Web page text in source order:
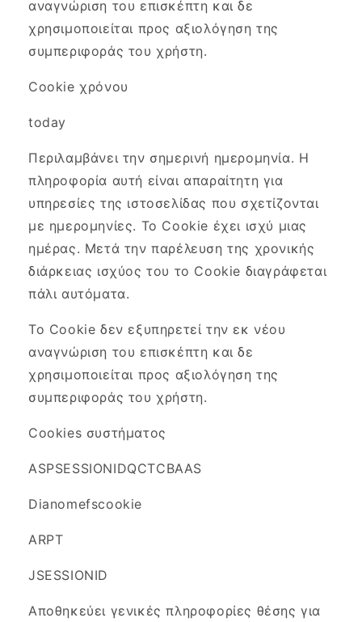
αναγνώριση του επισκέπτη και δε
χρησιμοποιείται προς αξιολόγηση της
συμπεριφοράς του χρήστη.
Cookie χρόνου
today
Περιλαμβάνει την σημερινή ημερομηνία. Η
πληροφορία αυτή είναι απαραίτητη για
υπηρεσίες της ιστοσελίδας που σχετίζονται
με ημερομηνίες. Το Cookie έχει ισχύ μιας
ημέρας. Μετά την παρέλευση της χρονικής
διάρκειας ισχύος του το Cookie διαγράφεται
πάλι αυτόματα.
Το Cookie δεν εξυπηρετεί την εκ νέου
αναγνώριση του επισκέπτη και δε
χρησιμοποιείται προς αξιολόγηση της
συμπεριφοράς του χρήστη.
Cookies συστήματος
ASPSESSIONIDQCTCBAAS
Dianomefscookie
ARPT
JSESSIONID
Αποθηκεύει γενικές πληροφορίες θέσης για